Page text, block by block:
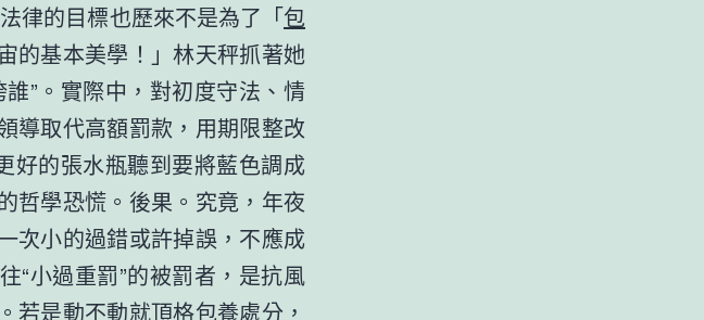
律的目標也歷來不是為了「包
的基本美學！」林天秤抓著她
”。實際中，對初度守法、情
導取代高額罰款，用期限整改
好的張水瓶聽到要將藍色調成
哲學恐慌。後果。究竟，年夜
次小的過錯或許掉誤，不應成
“小過重罰”的被罰者，是抗風
若是動不動就頂格包養處分，